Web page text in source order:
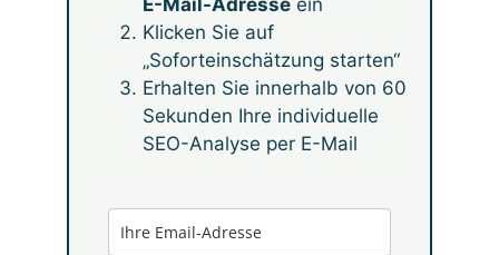
Klicken Sie auf
„Soforteinschätzung starten“
Erhalten Sie innerhalb von 60
Sekunden Ihre individuelle
SEO-Analyse per E-Mail